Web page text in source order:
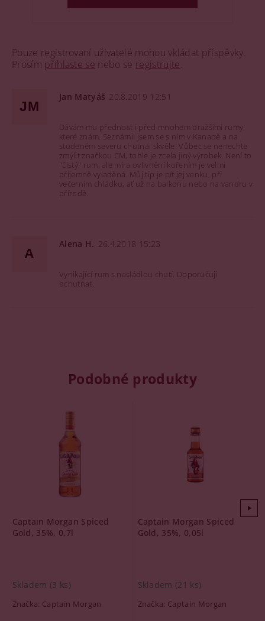
Pouze registrovaní uživatelé mohou vkládat příspěvky.
Prosím přihlaste se nebo se registrujte
JM
Jan Matyáš 20.8.2019 12:51
Dávám mu přednost i před mnohem dražšími rumy,
které znám. Seznámil jsem se s ním v Kanadě a na
studeném severu chutnal skvěle. Vůbec se nenechte
zmýlit značkou CM, tohle je zcela jiný výrobek. Není to
"čistý" rum, ale míra ovlivnění kořením je velmi
příjemně vyladěná. Můj tip je pít jej venku, při
večerním chládku, ať už na balkonu nebo na vandru v
přírodě.
A
Alena H. 26.4.2018 15:23
Vynikající rum s nasládlou chutí. Doporučuji
ochutnat.
Podobné produkty
Captain Morgan Spiced
Gold, 35%, 0,7l
Skladem (3 ks)
Značka: Captain Morgan
Captain Morgan Spiced
Gold, 35%, 0,05l
Skladem (21 ks)
Značka: Captain Morgan